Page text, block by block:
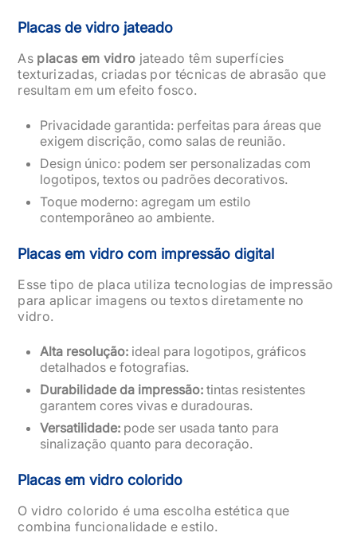
Placas de vidro jateado
As placas em vidro jateado têm superfícies
texturizadas, criadas por técnicas de abrasão que
resultam em um efeito fosco.
Privacidade garantida: perfeitas para áreas que
exigem discrição, como salas de reunião.
Design único: podem ser personalizadas com
logotipos, textos ou padrões decorativos.
Toque moderno: agregam um estilo
contemporâneo ao ambiente.
Placas em vidro com impressão digital
Esse tipo de placa utiliza tecnologias de impressão
para aplicar imagens ou textos diretamente no
vidro.
Alta resolução: ideal para logotipos, gráficos
detalhados e fotografias.
Durabilidade da impressão: tintas resistentes
garantem cores vivas e duradouras.
Versatilidade: pode ser usada tanto para
sinalização quanto para decoração.
Placas em vidro colorido
O vidro colorido é uma escolha estética que
combina funcionalidade e estilo.